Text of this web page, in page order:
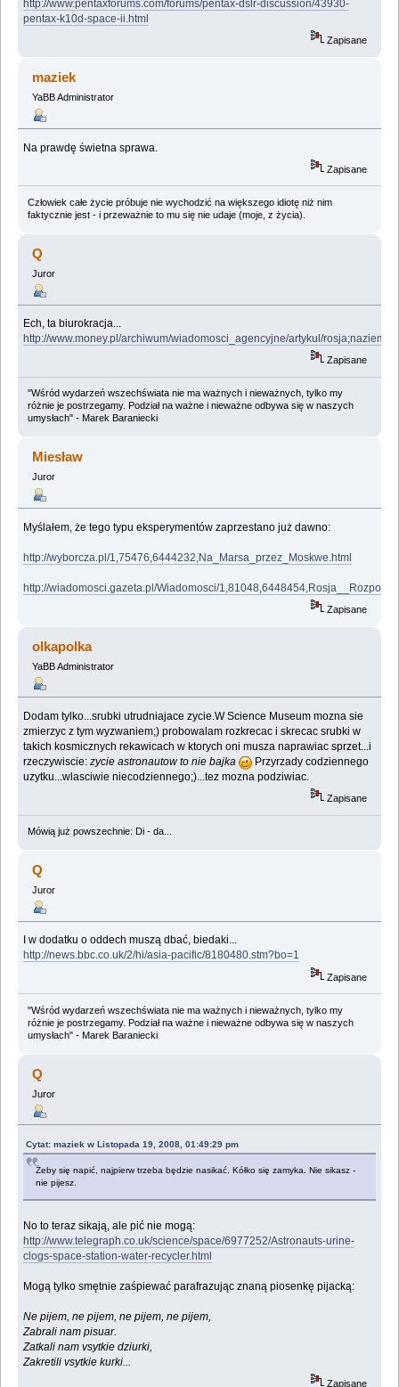
http://www.pentaxforums.com/forums/pentax-dslr-discussion/43930-
pentax-k10d-space-ii.html
Zapisane
maziek
YaBB Administrator
Na prawdę świetna sprawa.
Zapisane
Człowiek całe życie próbuje nie wychodzić na większego idiotę niż nim
faktycznie jest - i przeważnie to mu się nie udaje (moje, z życia).
Q
Juror
Ech, ta biurokracja...
http://www.money.pl/archiwum/wiadomosci_agencyjne/artykul/
Zapisane
"Wśród wydarzeń wszechświata nie ma ważnych i nieważnych, tylko my
różnie je postrzegamy. Podział na ważne i nieważne odbywa się w naszych
umysłach" - Marek Baraniecki
Miesław
Juror
Myślałem, że tego typu eksperymentów zaprzestano już dawno:
http://wyborcza.pl/1,75476,6444232,Na_Marsa_przez_Moskwe.html
http://wiadomosci.gazeta.pl/Wiadomosci/
Zapisane
olkapolka
YaBB Administrator
Dodam tylko...srubki utrudniajace zycie.W Science Museum mozna sie
zmierzyc z tym wyzwaniem;) probowalam rozkrecac i skrecac srubki w
takich kosmicznych rekawicach w ktorych oni musza naprawiac sprzet...i
rzeczywiscie:zycie astronautow to nie bajka
Przyrzady codziennego
uzytku...wlasciwie niecodziennego;)...tez mozna podziwiac.
Zapisane
Mówią już powszechnie: Di - da...
Q
Juror
I w dodatku o oddech muszą dbać, biedaki...
http://news.bbc.co.uk/2/hi/asia-pacific/8180480.stm?bo=1
Zapisane
"Wśród wydarzeń wszechświata nie ma ważnych i nieważnych, tylko my
różnie je postrzegamy. Podział na ważne i nieważne odbywa się w naszych
umysłach" - Marek Baraniecki
Q
Juror
Cytat: maziek w Listopada 19, 2008, 01:49:29 pm
Żeby się napić, najpierw trzeba będzie nasikać. Kółko się zamyka. Nie sikasz -
nie pijesz.
No to teraz sikają, ale pić nie mogą:
http://www.telegraph.co.uk/science/space/6977252/Astronauts-urine-
clogs-space-station-water-recycler.html
Mogą tylko smętnie zaśpiewać parafrazując znaną piosenkę pijacką:
Ne pijem, ne pijem, ne pijem, ne pijem,
Zabrali nam pisuar.
Zatkali nam vsytkie dziurki,
Zakretili vsytkie kurki...
Zapisane